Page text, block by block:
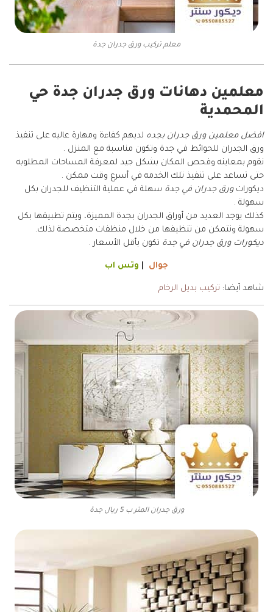
معلم تركيب ورق جدران جدة
معلمين دهانات ورق جدران جدة حي
المحمدية
افضل معلمين ورق جدران بجده لديهم كفاءة ومهارة عاليه على تنفيذ
ورق الجدران للحوائط في جدة وتكون مناسبة مع المنزل .
نقوم بمعاينه وفحص المكان بشكل جيد لمعرفة المساحات المطلوبه
حتى تساعد على تنفيذ تلك الخدمه في أسرع وقت ممكن .
ديكوراتورق جدران في جدة سهلة في عملية التنظيف للجدران بكل
سهولة .
كذلك يوجد العديد من أوراق الجدران بجدة المميزة، ويتم تطبيقها بكل
سهولة ونتمكن من تنظيفها من خلال منظفات متخصصة لذلك.
ديكورات ورق جدران في جدة تكون بأقل الأسعار .
جوال وتس اب
شاهد أيضا: تركيب بديل الرخام
ورق جدران المتر ب 5 ريال جدة